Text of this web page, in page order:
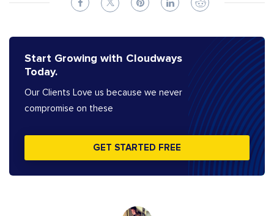
Start Growing with Cloudways
Today.
Our Clients Love us because we never
compromise on these
GET STARTED FREE